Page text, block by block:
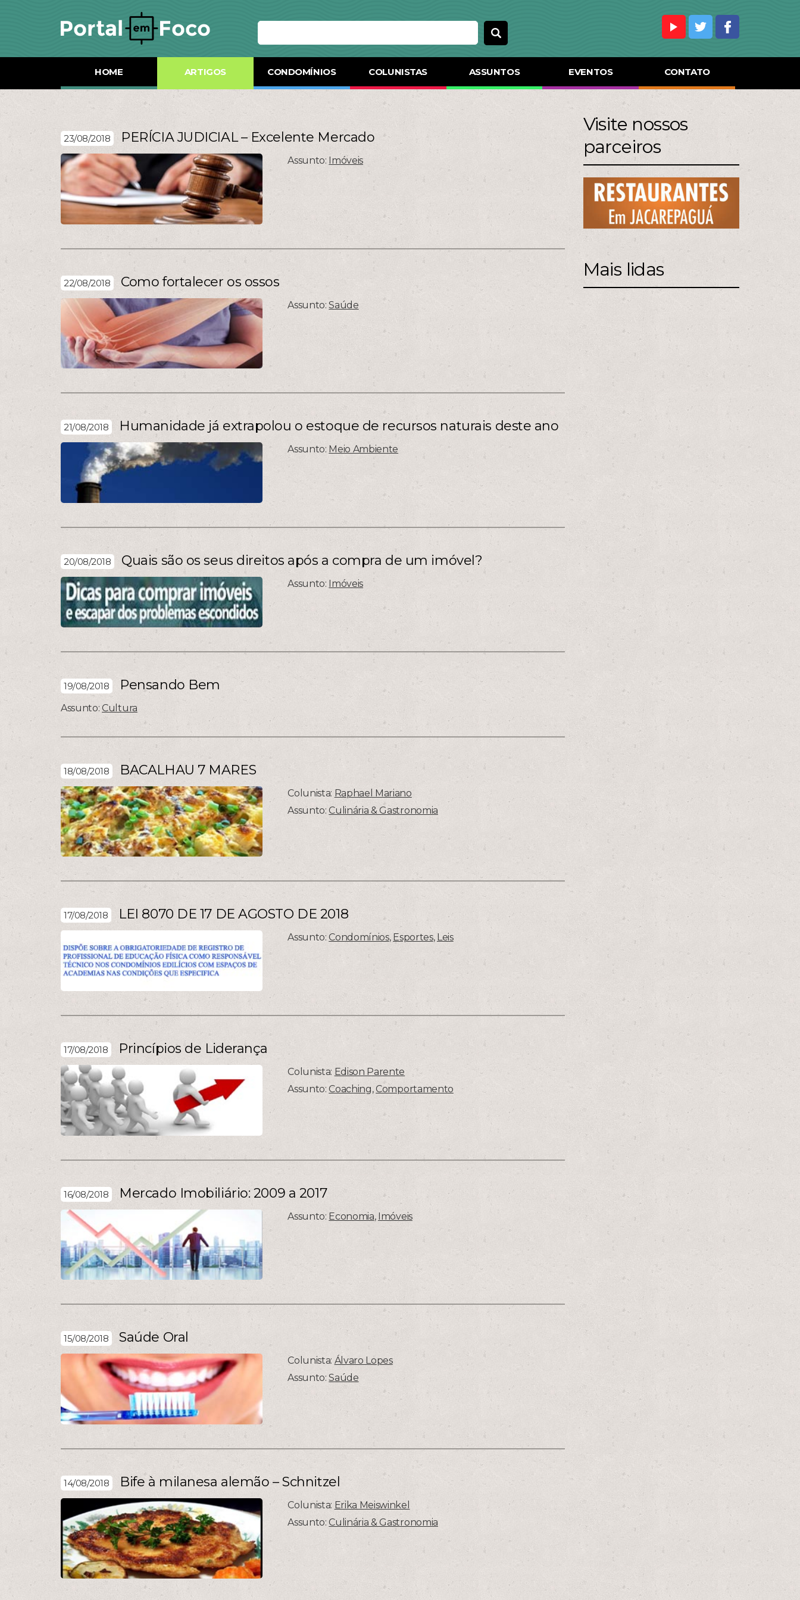
HOME ARTIGOS CONDOMÍNIOS COLUNISTAS ASSUNTOS EVENTOS CONTATO
23/08/2018 PERÍCIA JUDICIAL – Excelente Mercado
Assunto: Imóveis
22/08/2018 Como fortalecer os ossos
Assunto:Saúde
21/08/2018 Humanidade já extrapolou o estoque de recursos naturais deste ano
Assunto: Meio Ambiente
20/08/2018 Quais são os seus direitos após a compra de um imóvel?
Assunto: Imóveis
19/08/2018 Pensando Bem
Assunto:Cultura
18/08/2018 BACALHAU 7 MARES
Colunista: Raphael Mariano
Assunto:Culinária & Gastronomia
17/08/2018 LEI 8070 DE 17 DE AGOSTO DE 2018
Assunto:Condomínios, Esportes, Leis
17/08/2018 Princípios de Liderança
Colunista: Edison Parente
Assunto:Coaching,Comportamento
16/08/2018 Mercado Imobiliário: 2009 a 2017
Assunto: Economia, Imóveis
15/08/2018 Saúde Oral
Colunista: Álvaro Lopes
Assunto:Saúde
14/08/2018 Bife à milanesa alemão – Schnitzel
Colunista: Erika Meiswinkel
Assunto:Culinária & Gastronomia
Visite nossos
parceiros
Mais lidas